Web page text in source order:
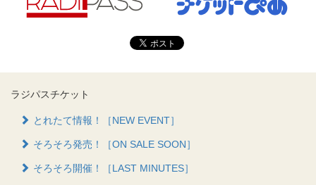
ラジパスチケット
とれたて情報！［NEW EVENT］
そろそろ発売！［ON SALE SOON］
そろそろ開催！［LAST MINUTES］